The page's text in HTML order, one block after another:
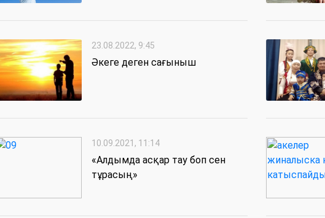
23.08.2022, 9:45
Әкеге деген сағыныш
10.09.2021, 11:14
«Алдымда асқар тау боп сен
тұрасың»